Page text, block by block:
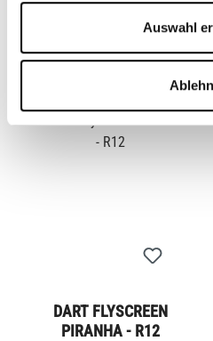
Auswahl
DART FLYSCREEN
PIRANHA - R12